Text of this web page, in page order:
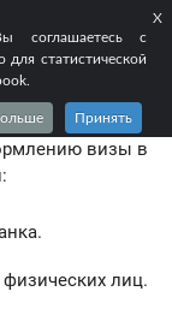
X
соглашаетесь с
статистической
Принять
визы в
лиц.